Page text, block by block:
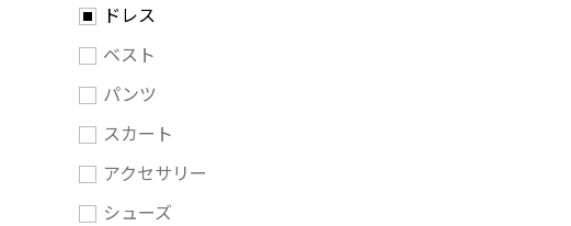
ドレス
ベスト
パンツ
スカート
アクセサリー
シューズ